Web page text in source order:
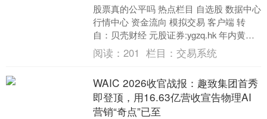
股票真的公平吗 热点栏目 自选股 数据中心
行情中心 资金流向 模拟交易 客户端 转
自：贝壳财经 元股证券:ygzq.hk 年内黄金
走势一波三折。 7月30日，....
阅读： 201 栏目： 交易系统
WAIC 2026收官战报：趣致集团首秀
即登顶，用16.63亿营收宣告物理AI
营销“奇点”已至